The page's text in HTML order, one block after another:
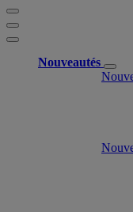
Nouveautés